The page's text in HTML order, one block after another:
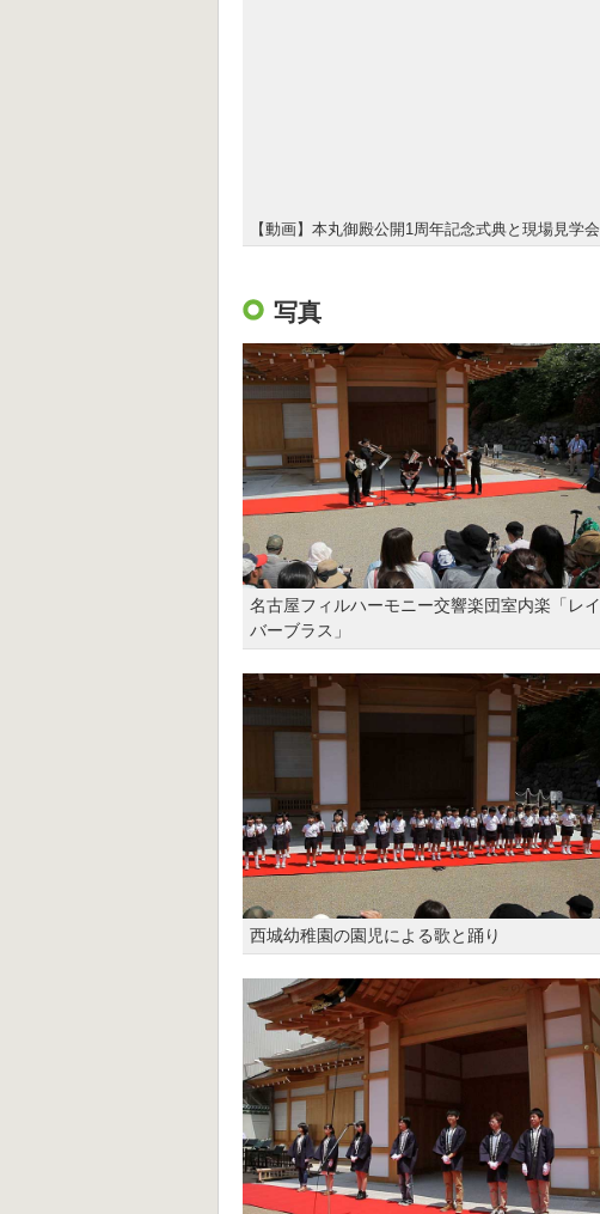
【動画】本丸御殿公開1周年記念式典と現場見学会
写真
名古屋フィルハーモニー交響楽団室内楽「レイ
バーブラス」
西城幼稚園の園児による歌と踊り